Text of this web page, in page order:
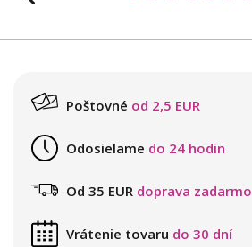
Poštovné od 2,5 EUR
Odosielame do 24 hodin
Od 35 EUR doprava zadarmo
Vrátenie tovaru do 30 dní